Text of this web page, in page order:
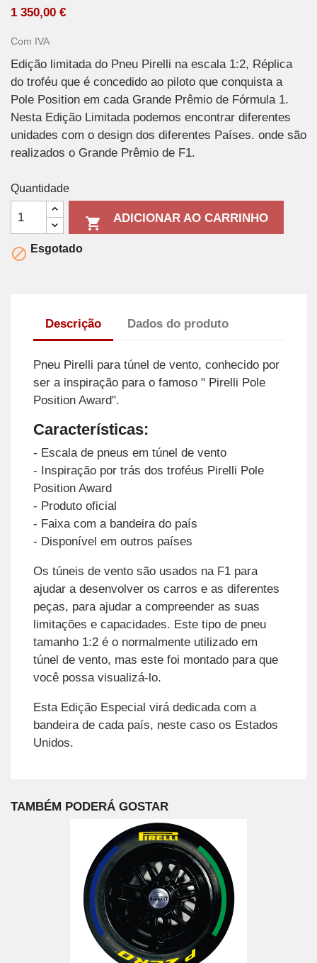
1 350,00 €
Com IVA
Edição limitada do Pneu Pirelli na escala 1:2, Réplica
do troféu que é concedido ao piloto que conquista a
Pole Position em cada Grande Prêmio de Fórmula 1.
Nesta Edição Limitada podemos encontrar diferentes
unidades com o design dos diferentes Países. onde são
realizados o Grande Prêmio de F1.
Quantidade
 ADICIONAR AO CARRINHO
 Esgotado
Descrição Dados do produto
Pneu Pirelli para túnel de vento, conhecido por
ser a inspiração para o famoso " Pirelli Pole
Position Award".
Características:
- Escala de pneus em túnel de vento
- Inspiração por trás dos troféus Pirelli Pole
Position Award
- Produto oficial
- Faixa com a bandeira do país
- Disponível em outros países
Os túneis de vento são usados na F1 para
ajudar a desenvolver os carros e as diferentes
peças, para ajudar a compreender as suas
limitações e capacidades. Este tipo de pneu
tamanho 1:2 é o normalmente utilizado em
túnel de vento, mas este foi montado para que
você possa visualizá-lo.
Esta Edição Especial virá dedicada com a
bandeira de cada país, neste caso os Estados
Unidos.
TAMBÉM PODERÁ GOSTAR